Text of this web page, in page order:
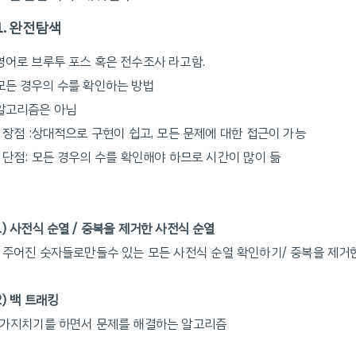
완전탐색
어로 브루투 포스 혹은 전수조사 라고함.
든 경우의 수를 확인하는 방법
고리즘은 아님
점 :상대적으로 구현이 쉽고, 모든 문제에 대한 접근이 가능
점: 모든 경우의 수를 확인해야 하므로 시간이 많이 듦
사전식 순열 / 중복을 제거한 사전식 순열
어진 숫자들로만들수 있는 모든 사전식 순열 확인하기/ 중복을 제거
백 트래킹
지치기를 하면서 문제를 해결하는 알고리즘